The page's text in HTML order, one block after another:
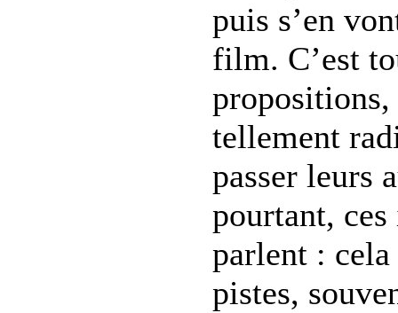
puis s’en
film. C’est
propositions,
tellement
passer leurs
pourtant,
parlent : cela
pistes,